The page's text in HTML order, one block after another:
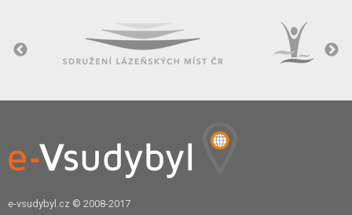
e-vsudybyl.cz © 2008-2017